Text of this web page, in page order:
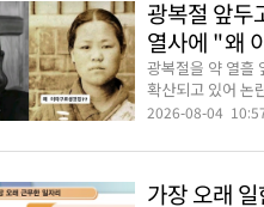
광복절 앞두
열사에 "왜
광복절을 약 열흘
확산되고 있어 논
2026-08-04
가장 오래